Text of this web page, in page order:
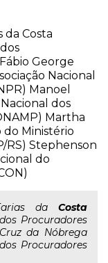
da Costa
George
Nacional
Manoel
dos
Martha
do Ministério
RS) Stephenson
do
da Costa
Procuradores
da Nóbrega
Procuradores